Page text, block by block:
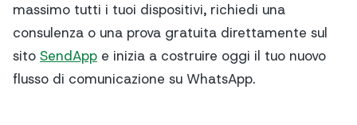
massimo tutti i tuoi dispositivi, richiedi una
consulenza o una prova gratuita direttamente sul
sito SendApp e inizia a costruire oggi il tuo nuovo
flusso di comunicazione su WhatsApp.